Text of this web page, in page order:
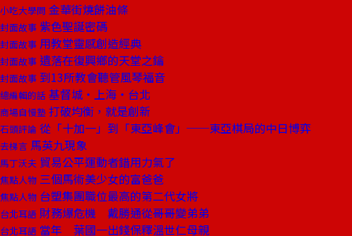
小吃大學問 金華街燒餅油條
封面故事 紫色聖誕密碼
封面故事 用教堂靈感創造經典
封面故事 遺落在復興鄉的天堂之鑰
封面故事 到13所教會聽管風琴福音
總編輯的話 基督城‧上海‧台北
商場自慢塾 打破均衡，就是創新
石頭評論 從「十加一」到「東亞峰會」──東亞棋局的中日博弈
去梯言 馬英九現象
馬丁沃夫 貿易公平運動者錯用力氣了
焦點人物 三個馬術美少女的富爸爸
焦點人物 台塑集團職位最高的第二代女將
台北耳語 財務爆危機 戴勝通從哥哥變弟弟
台北耳語 當年 葉國一出錢保釋溫世仁母親